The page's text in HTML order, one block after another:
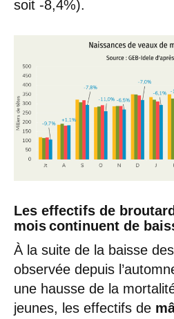
soit -8,4%).
Les effectifs de
mois continuent de
À la suite de la baisse
observée depuis
une hausse de la
jeunes, les effectifs de